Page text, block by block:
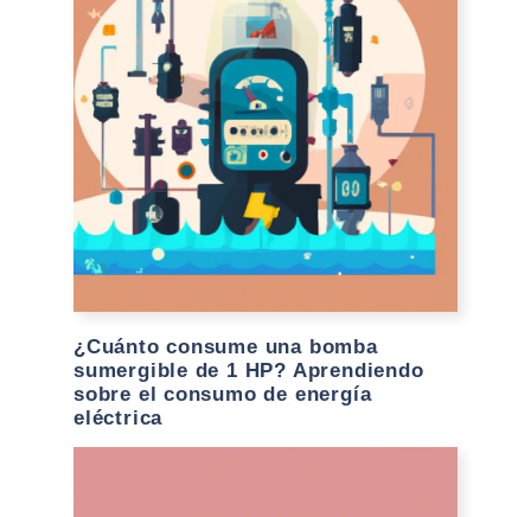
¿Cuánto consume una bomba
sumergible de 1 HP? Aprendiendo
sobre el consumo de energía
eléctrica